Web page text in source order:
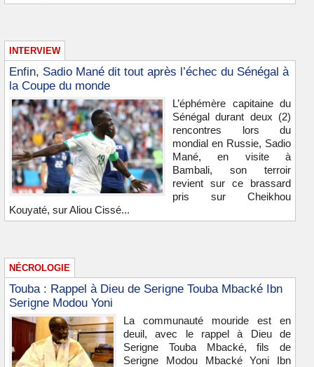
INTERVIEW
Enfin, Sadio Mané dit tout après l’échec du Sénégal à
la Coupe du monde
L’éphémère capitaine du
Sénégal durant deux (2)
rencontres lors du
mondial en Russie, Sadio
Mané, en visite à
Bambali, son terroir
revient sur ce brassard
pris sur Cheikhou
Kouyaté, sur Aliou Cissé...
NÉCROLOGIE
Touba : Rappel à Dieu de Serigne Touba Mbacké Ibn
Serigne Modou Yoni
La communauté mouride est en
deuil, avec le rappel à Dieu de
Serigne Touba Mbacké, fils de
Serigne Modou Mbacké Yoni Ibn